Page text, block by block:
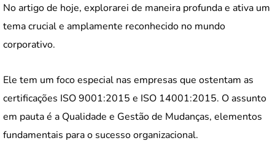
No artigo de hoje, explorarei de maneira profunda e ativa um
tema crucial e amplamente reconhecido no mundo
corporativo.
Ele tem um foco especial nas empresas que ostentam as
certificações ISO 9001:2015 e ISO 14001:2015. O assunto
em pauta é a Qualidade e Gestão de Mudanças, elementos
fundamentais para o sucesso organizacional.